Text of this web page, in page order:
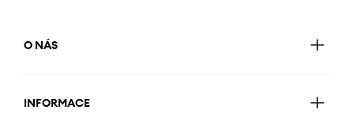
O NÁS
INFORMACE